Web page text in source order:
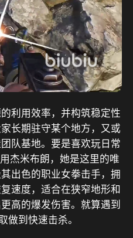
利用效率，并构筑稳定性
长期驻守某个地方，又或
队基地。要是喜欢玩日常
杰米布朗，她是这里的唯
出色的职业女拳击手，拥
速度，适合在狭窄地形和
高的爆发伤害。就算遇到
做到快速击杀。